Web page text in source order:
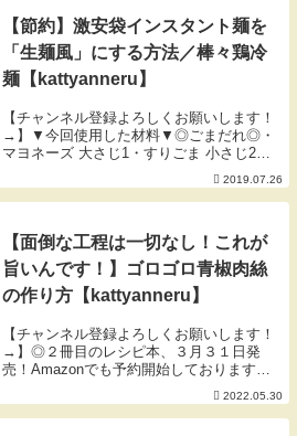
【節約】激安袋インスタント麺を
「生麺風」にする方法／棒々鶏冷
麺【kattyanneru】
【チャンネル登録よろしくお願いします！
→】▼今回使用した材料▼◎ごまだれ◎・
マヨネーズ 大さじ1・すりごま 小さじ2・
付属のスープ 1/2袋・すりおろしにんにく
少々・熱湯 150ml◎ピリ辛ダレ◎・粉末ス
ープ 1/2袋・ごま油 小さじ2・...
2019.07.26
【面倒な工程は一切なし！これが
旨いんです！】ゴロゴロ青椒肉絲
の作り方【kattyanneru】
【チャンネル登録よろしくお願いします！
→】◎２冊目のレシピ本、３月３１日発
売！Amazonでも予約開始しております
◎▼「簡単なのにウマすぎる! もりもり野
菜レシピ」▼▼「人気店の味をおうちで！
週末が楽しくなる再現ごはん」▼【５月の
2022.05.30